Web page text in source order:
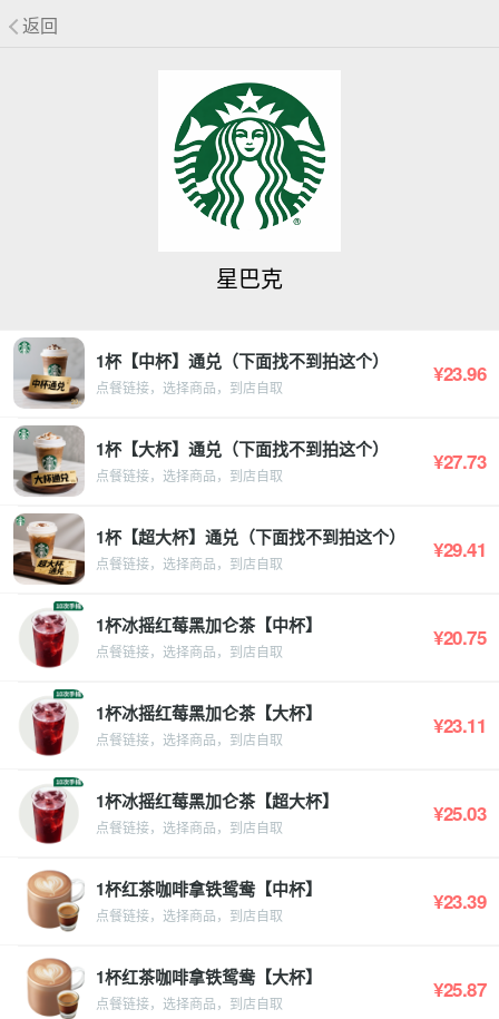
返回
星巴克
1杯【中杯】通兑（下面找不到拍这个）
点餐链接，选择商品，到店自取
¥23.96
1杯【大杯】通兑（下面找不到拍这个）
点餐链接，选择商品，到店自取
¥27.73
1杯【超大杯】通兑（下面找不到拍这个）
点餐链接，选择商品，到店自取
¥29.41
1杯冰摇红莓黑加仑茶【中杯】
点餐链接，选择商品，到店自取
¥20.75
1杯冰摇红莓黑加仑茶【大杯】
点餐链接，选择商品，到店自取
¥23.11
1杯冰摇红莓黑加仑茶【超大杯】
点餐链接，选择商品，到店自取
¥25.03
1杯红茶咖啡拿铁鸳鸯【中杯】
点餐链接，选择商品，到店自取
¥23.39
1杯红茶咖啡拿铁鸳鸯【大杯】
点餐链接，选择商品，到店自取
¥25.87